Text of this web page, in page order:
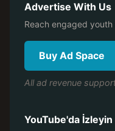
Advertise With Us
Reach engaged
Buy Ad Space
All ad revenue
YouTube'da İzleyin